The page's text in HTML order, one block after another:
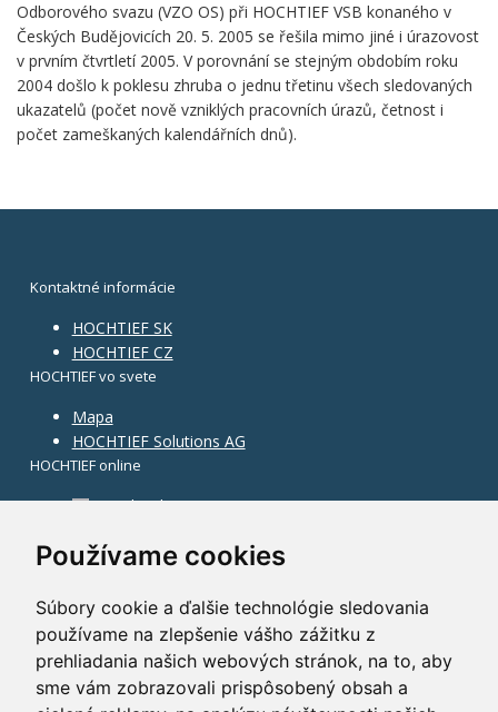
Používame cookies
Súbory cookie a ďalšie technológie sledovania
používame na zlepšenie vášho zážitku z
prehliadania našich webových stránok, na to, aby
sme vám zobrazovali prispôsobený obsah a
Odborového svazu (VZO OS) při HOCHTIEF VSB konaného v
Českých Budějovicích 20. 5. 2005 se řešila mimo jiné i úrazovost
v prvním čtvrtletí 2005. V porovnání se stejným obdobím roku
2004 došlo k poklesu zhruba o jednu třetinu všech sledovaných
ukazatelů (počet nově vzniklých pracovních úrazů, četnost i
počet zameškaných kalendářních dnů).
Kontaktné informácie
HOCHTIEF SK
HOCHTIEF CZ
HOCHTIEF vo svete
Mapa
HOCHTIEF Solutions AG
HOCHTIEF online
Facebook